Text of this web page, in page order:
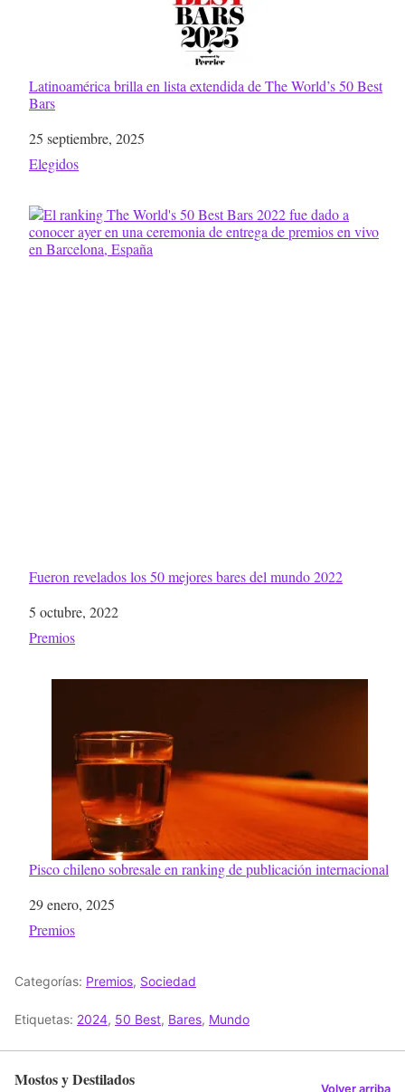
Latinoamérica brilla en lista extendida de The World’s 50 Best
Bars
Fecha
25 septiembre, 2025
Respecto a
Elegidos
Fueron revelados los 50 mejores bares del mundo 2022
Fecha
5 octubre, 2022
Respecto a
Premios
Pisco chileno sobresale en ranking de publicación internacional
Fecha
29 enero, 2025
Respecto a
Premios
Categorías: Premios, Sociedad
Etiquetas: 2024, 50 Best, Bares, Mundo
Mostos y Destilados Volver arriba